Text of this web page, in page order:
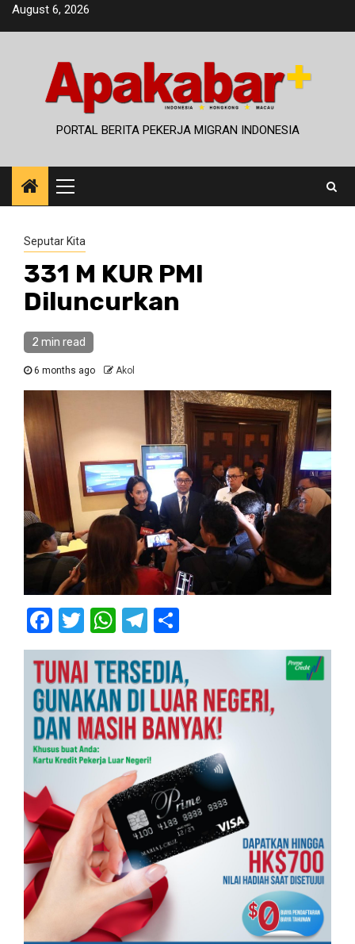
SkipAugust 6, 2026
PORTAL BERITA PEKERJA MIGRAN INDONESIA
Primary
Menu
Seputar Kita
331 M KUR PMI
Diluncurkan
2 min read
6 months ago Akol
Facebook
Twitter
WhatsApp
Telegram